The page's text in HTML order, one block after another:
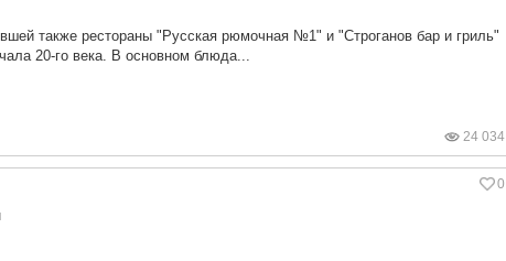
также рестораны "Русская рюмочная №1" и "Строганов бар и гриль"
20-го века. В основном блюда...
24 034
0